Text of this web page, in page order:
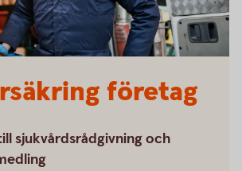
företag
sjukvårdsrådgivning och